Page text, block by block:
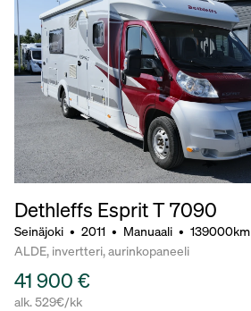
Dethleffs Esprit T 7090
Seinäjoki • 2011 • Manuaali • 139000km
ALDE, invertteri, aurinkopaneeli
41 900 €
alk. 529€/kk